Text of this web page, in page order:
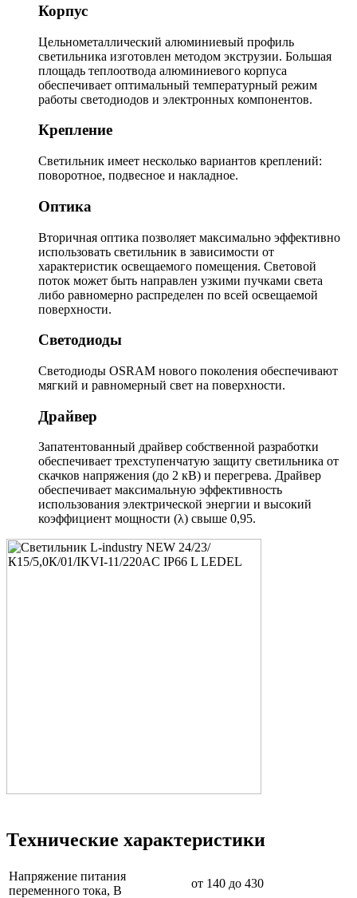
Корпус
Цельнометаллический алюминиевый профиль
светильника изготовлен методом экструзии. Большая
площадь теплоотвода алюминиевого корпуса
обеспечивает оптимальный температурный режим
работы светодиодов и электронных компонентов.
Крепление
Светильник имеет несколько вариантов креплений:
поворотное, подвесное и накладное.
Оптика
Вторичная оптика позволяет максимально эффективно
использовать светильник в зависимости от
характеристик освещаемого помещения. Световой
поток может быть направлен узкими пучками света
либо равномерно распределен по всей освещаемой
поверхности.
Светодиоды
Светодиоды OSRAM нового поколения обеспечивают
мягкий и равномерный свет на поверхности.
Драйвер
Запатентованный драйвер собственной разработки
обеспечивает трехступенчатую защиту светильника от
скачков напряжения (до 2 кВ) и перегрева. Драйвер
обеспечивает максимальную эффективность
использования электрической энергии и высокий
коэффициент мощности (λ) свыше 0,95.
Технические характеристики
Напряжение питания
переменного тока, В
от 140 до 430